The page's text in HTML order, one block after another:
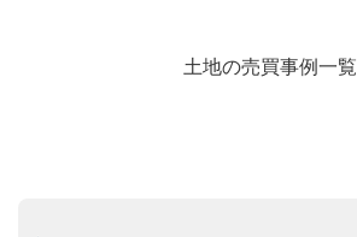
土地の売買事例一覧